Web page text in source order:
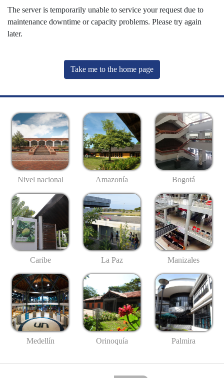
The server is temporarily unable to service your request due to
maintenance downtime or capacity problems. Please try again
later.
Take me to the home page
Nivel nacional Amazonía Bogotá
Caribe La Paz Manizales
Medellín Orinoquía Palmira